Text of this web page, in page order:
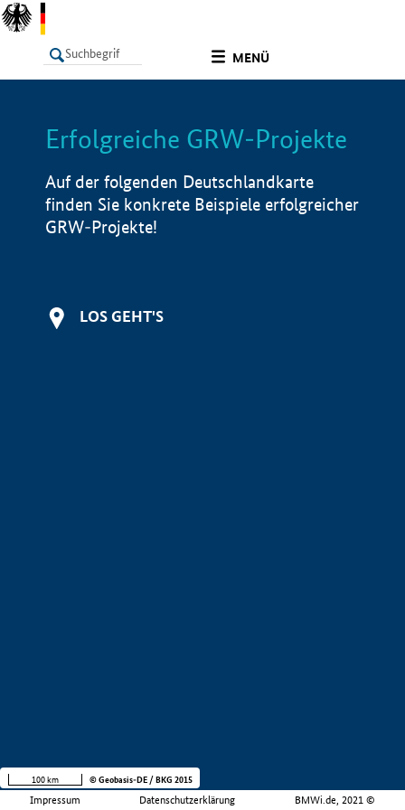
MENÜ
LISTE Info
Erfolgreiche GRW-Projekte
Auf der folgenden Deutschlandkarte
finden Sie konkrete Beispiele erfolgreicher
GRW-Projekte!
LOS GEHT'S
Impressum Datenschutzerklärung BMWi.de, 2021 ©
100 km © Geobasis-DE / BKG 2015